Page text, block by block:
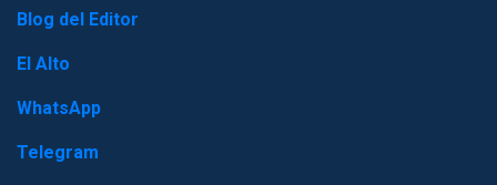
Blog del Editor
El Alto
WhatsApp
Telegram